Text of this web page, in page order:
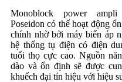
Monoblock power
Poseidon có thể hoạt động
chính nhờ bởi máy biến áp
hệ thống tụ điện có điện
tuổi thọ cực cao. Nguồn
dào và ổn định sẽ được
khuếch đại tín hiệu với hiệu